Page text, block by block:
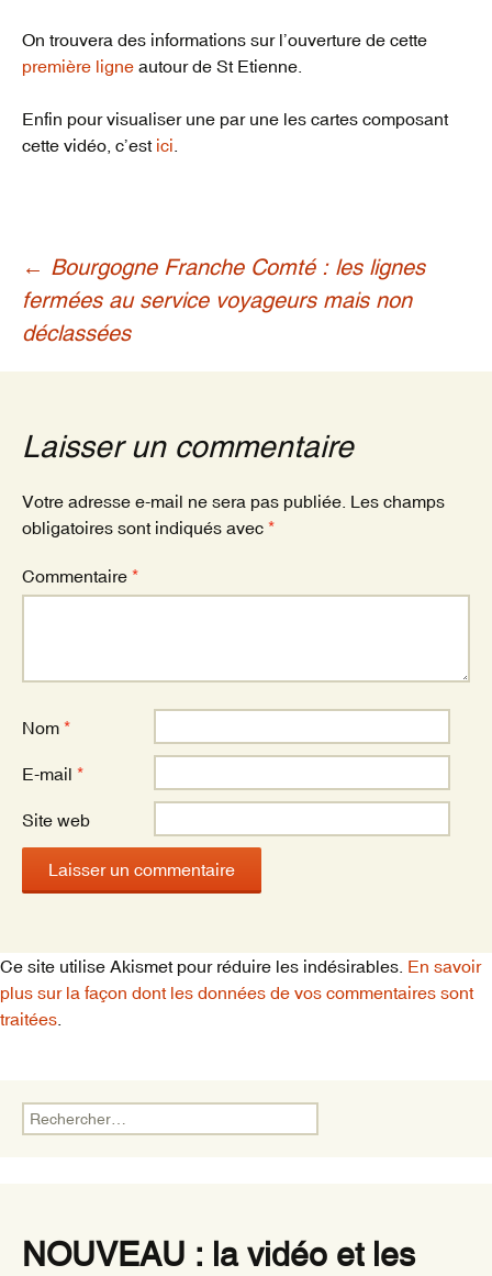
On trouvera des informations sur l’ouverture de cette
première ligne autour de St Etienne.
Enfin pour visualiser une par une les cartes composant
cette vidéo, c’est ici
Navigation
des
articles
← Bourgogne Franche Comté : les lignes
fermées au service voyageurs mais non
déclassées
Laisser un commentaire
Votre adresse e-mail ne sera pas publiée. Les champs
obligatoires sont indiqués avec *
Commentaire *
Nom *
E-mail *
Site web
Ce site utilise Akismet pour réduire les indésirables. En savoir
plus sur la façon dont les données de vos commentaires sont
traitées
Rechercher :
NOUVEAU : la vidéo et les